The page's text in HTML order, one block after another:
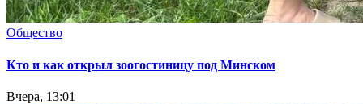
Общество
Кто и как открыл зоогостиницу под Минском
Вчера, 13:01